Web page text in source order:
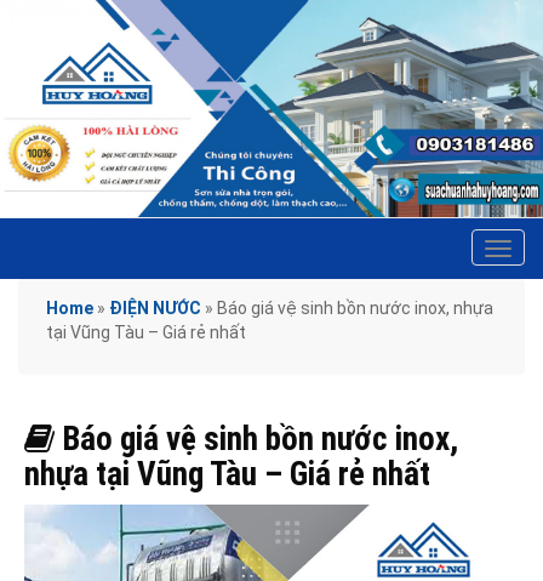
Home » ĐIỆN NƯỚC » Báo giá vệ sinh bồn nước inox, nhựa
tại Vũng Tàu – Giá rẻ nhất
Báo giá vệ sinh bồn nước inox,
nhựa tại Vũng Tàu – Giá rẻ nhất